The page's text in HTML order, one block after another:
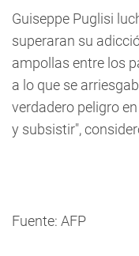
Guiseppe Puglisi
superaran su
ampollas entre los
a lo que se
verdadero peligro
y subsistir",
Fuente: AFP